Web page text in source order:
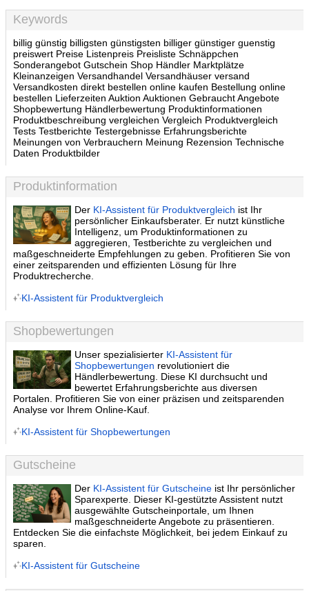
Keywords
billig günstig billigsten günstigsten billiger günstiger guenstig
preiswert Preise Listenpreis Preisliste Schnäppchen
Sonderangebot Gutschein Shop Händler Marktplätze
Kleinanzeigen Versandhandel Versandhäuser versand
Versandkosten direkt bestellen online kaufen Bestellung online
bestellen Lieferzeiten Auktion Auktionen Gebraucht Angebote
Shopbewertung Händlerbewertung Produktinformationen
Produktbeschreibung vergleichen Vergleich Produktvergleich
Tests Testberichte Testergebnisse Erfahrungsberichte
Meinungen von Verbrauchern Meinung Rezension Technische
Daten Produktbilder
Produktinformation
Der KI-Assistent für Produktvergleich ist Ihr
persönlicher Einkaufsberater. Er nutzt künstliche
Intelligenz, um Produktinformationen zu
aggregieren, Testberichte zu vergleichen und
maßgeschneiderte Empfehlungen zu geben. Profitieren Sie von
einer zeitsparenden und effizienten Lösung für Ihre
Produktrecherche.
KI-Assistent für Produktvergleich
Shopbewertungen
Unser spezialisierter KI-Assistent für
Shopbewertungen revolutioniert die
Händlerbewertung. Diese KI durchsucht und
bewertet Erfahrungsberichte aus diversen
Portalen. Profitieren Sie von einer präzisen und zeitsparenden
Analyse vor Ihrem Online-Kauf.
KI-Assistent für Shopbewertungen
Gutscheine
Der KI-Assistent für Gutscheine ist Ihr persönlicher
Sparexperte. Dieser KI-gestützte Assistent nutzt
ausgewählte Gutscheinportale, um Ihnen
maßgeschneiderte Angebote zu präsentieren.
Entdecken Sie die einfachste Möglichkeit, bei jedem Einkauf zu
sparen.
KI-Assistent für Gutscheine